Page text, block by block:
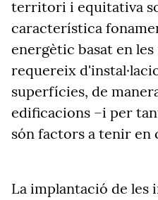
territori i equitativa
característica
energètic basat en les
requereix
superfícies, de
edificacions –i per
són factors a tenir en
La implantació de les